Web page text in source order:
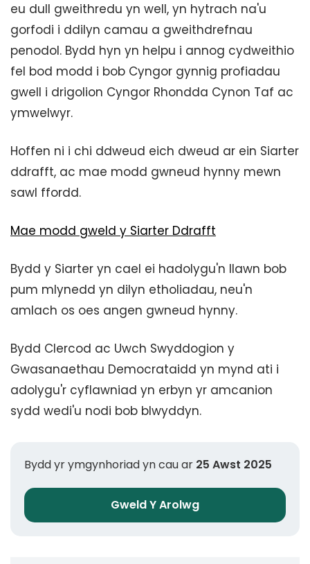
eu dull gweithredu yn well, yn hytrach na'u
gorfodi i ddilyn camau a gweithdrefnau
penodol. Bydd hyn yn helpu i annog cydweithio
fel bod modd i bob Cyngor gynnig profiadau
gwell i drigolion Cyngor Rhondda Cynon Taf ac
ymwelwyr.
Hoffen ni i chi ddweud eich dweud ar ein Siarter
ddrafft, ac mae modd gwneud hynny mewn
sawl ffordd.
Mae modd gweld y Siarter Ddrafft
Bydd y Siarter yn cael ei hadolygu'n llawn bob
pum mlynedd yn dilyn etholiadau, neu'n
amlach os oes angen gwneud hynny.
Bydd Clercod ac Uwch Swyddogion y
Gwasanaethau Democrataidd yn mynd ati i
adolygu'r cyflawniad yn erbyn yr amcanion
sydd wedi'u nodi bob blwyddyn.
Bydd yr ymgynhoriad yn cau ar 25 Awst 2025
Gweld Y Arolwg